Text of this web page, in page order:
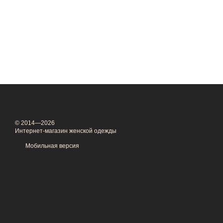
© 2014—2026
Интернет-магазин женской одежды
Мобильная версия